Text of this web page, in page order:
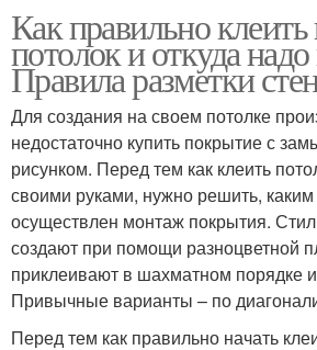
Как правильно
потолок и откуда
Правила разметки
Для создания на своем потолке
недостаточно купить покрытие с
рисунком. Перед тем как клеить
своими руками, нужно решить,
осуществлен монтаж покрытия.
создают при помощи разноцветной
приклеивают в шахматном порядке
Привычные варианты – по
Перед тем как правильно начать